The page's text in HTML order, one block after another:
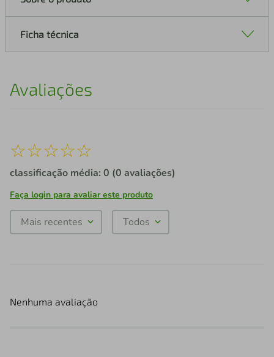
Ficha técnica
Avaliações
☆☆☆☆☆
classificação média: 0 (0 avaliações)
Faça login para avaliar este produto
Mais recentes Todos
Nenhuma avaliação